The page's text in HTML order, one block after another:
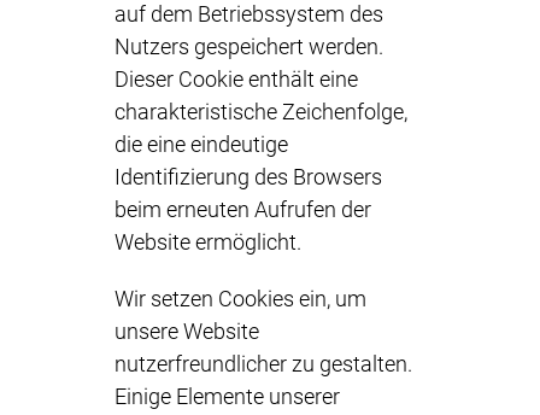
auf dem Betriebssystem des
Nutzers gespeichert werden.
Dieser Cookie enthält eine
charakteristische Zeichenfolge,
die eine eindeutige
Identifizierung des Browsers
beim erneuten Aufrufen der
Website ermöglicht.
Wir setzen Cookies ein, um
unsere Website
nutzerfreundlicher zu gestalten.
Einige Elemente unserer